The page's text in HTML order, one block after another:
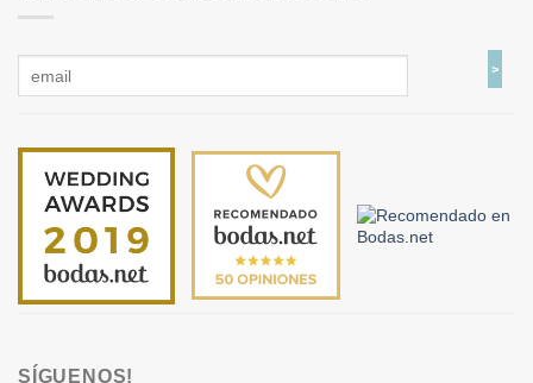
SÍGUENOS!